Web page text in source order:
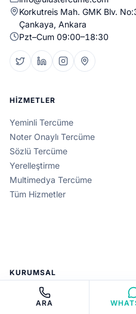
Korkutreis Mah. GMK Blv.
Çankaya, Ankara
Pzt–Cum 09:00–18:30
HIZMETLER
Yeminli Tercüme
Noter Onaylı Tercüme
Sözlü Tercüme
Yerelleştirme
Multimedya Tercüme
Tüm Hizmetler
KURUMSAL
Hakkımızda
Tasdik İşlemleri
ARA